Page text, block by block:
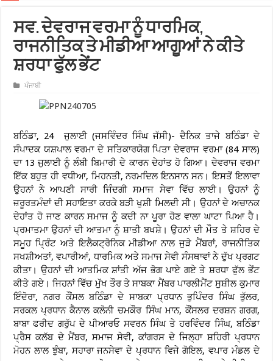
ਸਵ. ਦੇਵਰਾਜ ਵਰਮਾ ਨੂੰ ਧਾਰਮਿਕ,
ਰਾਜਨੀਤਿਕ ਤੇ ਮੀਡੀਆ ਆਗੂਆਂ ਨੇ ਕੀਤੇ
ਸ਼ਰਧਾ ਫੁੱਲ ਭੇਂਟ
ਪੰਜਾਬੀ
ਬਠਿੰਡਾ, 24 ਜੁਲਾਈ (ਜਸਵਿੰਦਰ ਸਿੰਘ ਜੱਸੀ)- ਦੈਨਿਕ ਤਾਜੇ ਬਠਿੰਡਾ ਦੇ
ਸੰਪਾਦਕ ਯਸ਼ਪਾਲ ਵਰਮਾ ਦੇ ਸਤਿਕਾਰਯੋਗ ਪਿਤਾ ਦੇਵਰਾਜ ਵਰਮਾ (84 ਸਾਲ)
ਦਾ 13 ਜੁਲਾਈ ਨੂੰ ਲੰਬੀ ਬਿਮਾਰੀ ਦੇ ਕਾਰਨ ਦੇਹਾਂਤ ਹੋ ਗਿਆ। ਦੇਵਰਾਜ ਵਰਮਾ
ਇੱਕ ਬਹੁਤ ਹੀ ਵਧੀਆ, ਮਿਹਨਤੀ, ਨਰਮਦਿਲ ਇਨਸਾਨ ਸਨ। ਇਸਤੋਂ ਇਲਾਵਾ
ਉਹਨਾਂ ਨੇ ਆਪਣੀ ਸਾਰੀ ਜਿੰਦਗੀ ਸਮਾਜ ਸੇਵਾ ਵਿੱਚ ਲਾਈ। ਉਹਨਾਂ ਨੂੰ
ਜ਼ਰੂਰਤਮੰਦਾਂ ਦੀ ਸਹਾਇਤਾ ਕਰਕੇ ਬੜੀ ਖੁਸ਼ੀ ਮਿਲਦੀ ਸੀ। ਉਹਨਾਂ ਦੇ ਅਚਾਨਕ
ਦੇਹਾਂਤ ਹੋ ਜਾਣ ਕਾਰਨ ਸਮਾਜ ਨੂੰ ਕਦੀ ਨਾ ਪੂਰਾ ਹੋਣ ਵਾਲਾ ਘਾਟਾ ਪਿਆ ਹੈ।
ਪ੍ਰਮਾਤਮਾ ਉਹਨਾਂ ਦੀ ਆਤਮਾ ਨੂੰ ਸ਼ਾਤੀ ਬਖਸ਼ੇ। ਉਹਨਾਂ ਦੀ ਮੌਤ ਤੇ ਸ਼ਹਿਰ ਦੇ
ਸਮੂਹ ਪ੍ਰਿੰਟ ਅਤੇ ਇਲੈਕਟ੍ਰੋਨਿਕ ਮੀਡੀਆ ਨਾਲ ਜੁੜੇ ਮੈਂਬਰਾਂ, ਰਾਜਨੀਤਿਕ
ਸਖਸ਼ੀਅਤਾਂ, ਵਪਾਰੀਆਂ, ਧਾਰਮਿਕ ਅਤੇ ਸਮਾਜ ਸੇਵੀ ਸੰਸਥਾਵਾਂ ਨੇ ਦੁੱਖ ਪ੍ਰਗਟ
ਕੀਤਾ। ਉਹਨਾਂ ਦੀ ਆਤਮਿਕ ਸ਼ਾਂਤੀ ਅੱਜ ਭੋਗ ਪਾਏ ਗਏ ਤੇ ਸ਼ਰਧਾ ਫੁੱਲ ਭੇਂਟ
ਕੀਤੇ ਗਏ। ਜਿਹਨਾਂ ਵਿੱਚ ਮੁੱਖ ਤੌਰ ਤੇ ਸਾਬਕਾ ਮੈਂਬਰ ਪਾਰਲੀਮੈਂਟ ਸੁਸ਼ੀਲ ਕੁਮਾਰ
ਇੰਦੋਰਾ, ਨਗਰ ਕੌਂਸਲ ਬਠਿੰਡਾ ਦੇ ਸਾਬਕਾ ਪ੍ਰਧਾਨ ਭੁਪਿੰਦਰ ਸਿੰਘ ਭੁੱਲਰ,
ਸਰਕਲ ਪ੍ਰਧਾਨ ਕੈਨਾਲ ਕਲੋਨੀ ਚਮਕੌਰ ਸਿੰਘ ਮਾਨ, ਕੌਂਸਲਰ ਦਰਸ਼ਨ ਗਰਗ,
ਬਾਬਾ ਫਰੀਦ ਗਰੁੱਪ ਦੇ ਪੀਆਰਓ ਸਵਰਨ ਸਿੰਘ ਤੇ ਹਰਵਿੰਦਰ ਸਿੰਘ, ਬਠਿੰਡਾ
ਪ੍ਰੈਸ ਕਲੱਬ ਦੇ ਮੈਂਬਰ, ਸਮਾਜ ਸੇਵੀ, ਕਾਂਗਰਸ ਦੇ ਜਿਲ੍ਹਾ ਸ਼ਹਿਰੀ ਪ੍ਰਧਾਨ
ਮੋਹਨ ਲਾਲ ਝੁੰਬਾ, ਸਹਾਰਾ ਜਨਸੇਵਾ ਦੇ ਪ੍ਰਧਾਨ ਵਿਜੇ ਗੋਇਲ, ਵਪਾਰ ਮੰਡਲ ਦੇ